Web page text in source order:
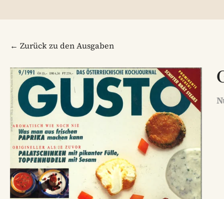
← Zurück zu den Ausgaben